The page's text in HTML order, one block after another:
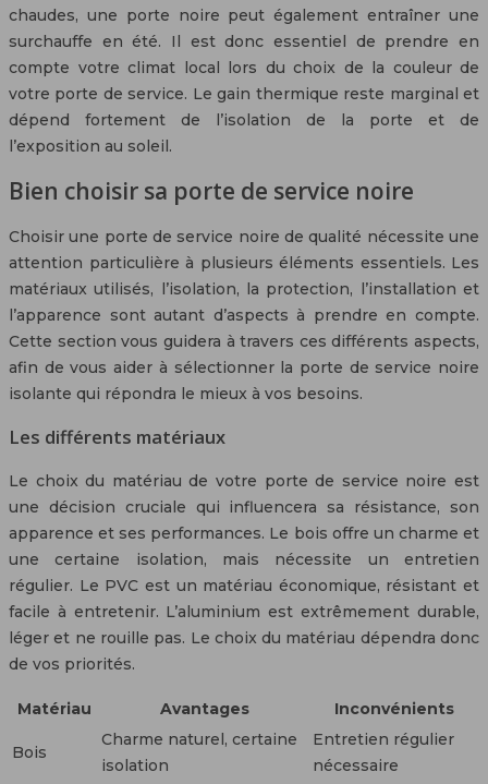
chaudes, une porte noire peut également entraîner une
surchauffe en été. Il est donc essentiel de prendre en
compte votre climat local lors du choix de la couleur de
votre porte de service. Le gain thermique reste marginal et
dépend fortement de l’isolation de la porte et de
l’exposition au soleil.
Bien choisir sa porte de service noire
Choisir une porte de service noire de qualité nécessite une
attention particulière à plusieurs éléments essentiels. Les
matériaux utilisés, l’isolation, la protection, l’installation et
l’apparence sont autant d’aspects à prendre en compte.
Cette section vous guidera à travers ces différents aspects,
afin de vous aider à sélectionner la porte de service noire
isolante qui répondra le mieux à vos besoins.
Les différents matériaux
Le choix du matériau de votre porte de service noire est
une décision cruciale qui influencera sa résistance, son
apparence et ses performances. Le bois offre un charme et
une certaine isolation, mais nécessite un entretien
régulier. Le PVC est un matériau économique, résistant et
facile à entretenir. L’aluminium est extrêmement durable,
léger et ne rouille pas. Le choix du matériau dépendra donc
de vos priorités.
Matériau Avantages Inconvénients
Bois
Charme naturel, certaine
isolation
Entretien régulier
nécessaire